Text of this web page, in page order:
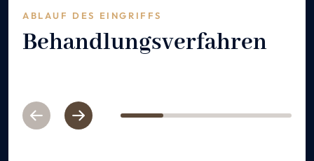
ABLAUF DES EINGRIFFS
Behandlungsverfahren
PreviousNext 1 2 3 4